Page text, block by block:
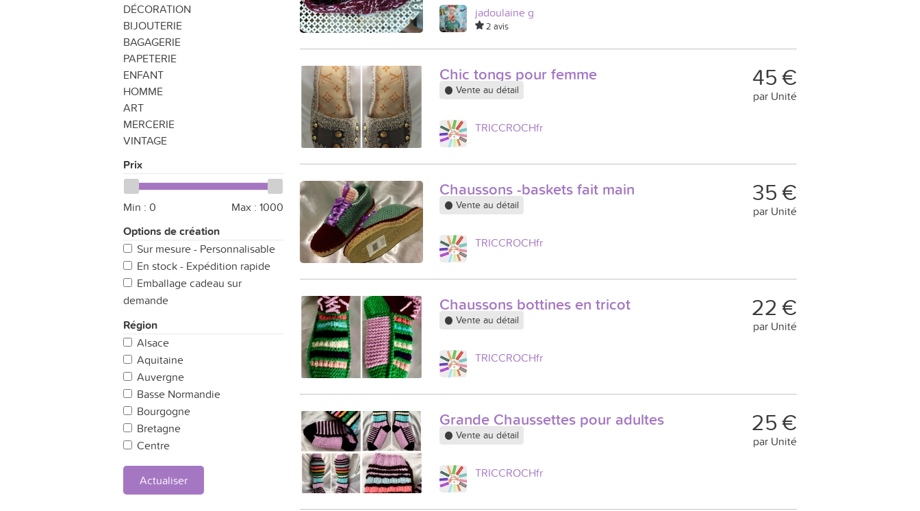
DÉCORATION
BIJOUTERIE
BAGAGERIE
PAPETERIE
ENFANT
HOMME
ART
MERCERIE
VINTAGE
Prix
Min : 0 Max : 1000
Options de création
Sur mesure - Personnalisable
En stock - Expédition rapide
Emballage cadeau sur
demande
Région
Alsace
Aquitaine
Auvergne
Basse Normandie
Bourgogne
Bretagne
Centre
Champagne Ardennes
Corse
Franche Comté
Actualiser
jadoulaine g
2 avis
45 €
par Unité
Chic tongs pour femme
Vente au détail
TRICCROCHfr
35 €
par Unité
Chaussons -baskets fait main
Vente au détail
TRICCROCHfr
22 €
par Unité
Chaussons bottines en tricot
Vente au détail
TRICCROCHfr
25 €
par Unité
Grande Chaussettes pour adultes
Vente au détail
TRICCROCHfr